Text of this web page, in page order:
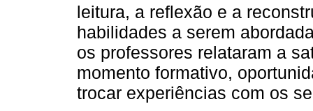
leitura, a reflexão e a
habilidades a serem
os professores relataram a
momento formativo,
trocar experiências com os